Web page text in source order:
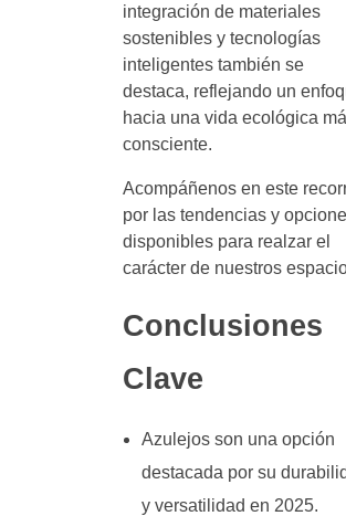
integración de materiales
sostenibles y tecnologías
inteligentes también se
destaca, reflejando un
hacia una vida ecológica
consciente.
Acompáñenos en este
por las tendencias y
disponibles para realzar el
carácter de nuestros
Conclusiones
Clave
Azulejos son una opción
destacada por su
y versatilidad en 2025.